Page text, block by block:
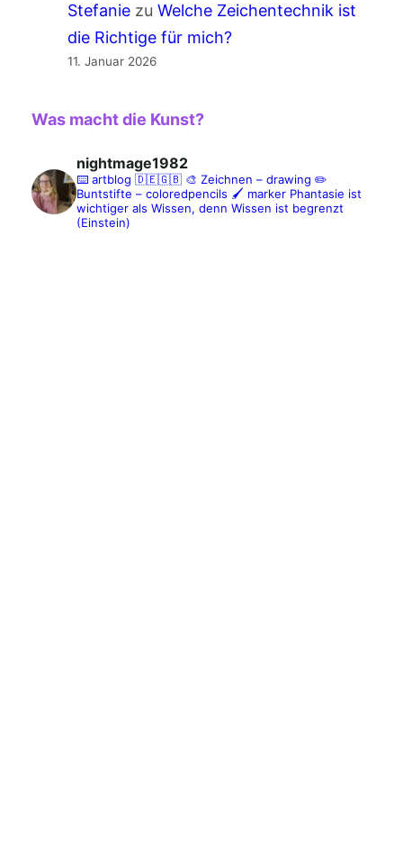
Stefaniezu Welche Zeichentechnik ist
die Richtige für mich?
11. Januar 2026
Was macht die Kunst?
nightmage1982
⌨️ artblog 🇩🇪🇬🇧🎨 Zeichnen – drawing ✏️
Buntstifte – coloredpencils 🖌️ markerPhantasie ist
wichtiger als Wissen, denn Wissen ist begrenzt
(Einstein)